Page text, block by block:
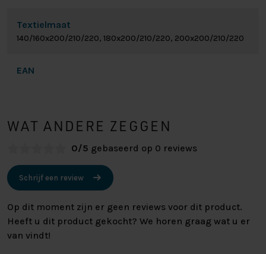
Textielmaat
140/160x200/210/220, 180x200/210/220, 200x200/210/220
EAN
WAT ANDERE ZEGGEN
0/5 gebaseerd op 0 reviews
Schrijf een review
Op dit moment zijn er geen reviews voor dit product.
Heeft u dit product gekocht? We horen graag wat u er
van vindt!